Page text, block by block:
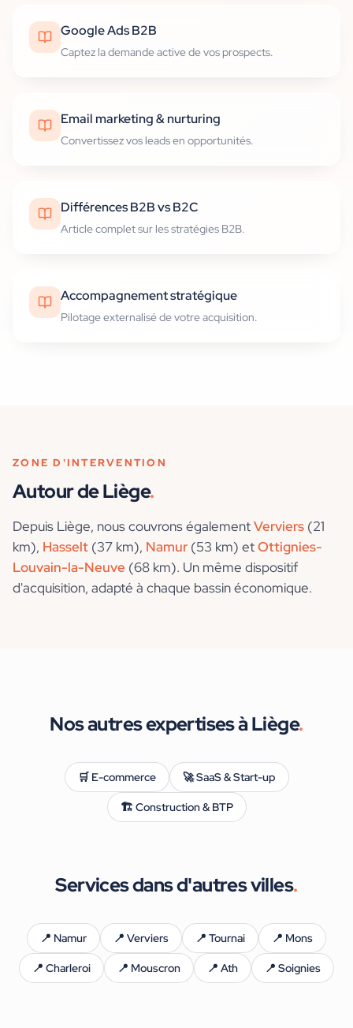
Google Ads B2B
Captez la demande active de vos prospects.
Email marketing & nurturing
Convertissez vos leads en opportunités.
Différences B2B vs B2C
Article complet sur les stratégies B2B.
Accompagnement stratégique
Pilotage externalisé de votre acquisition.
ZONE D'INTERVENTION
Autour deLiège.
Depuis Liège, nous couvrons égalementVerviers (21
km), Hasselt (37 km), Namur (53 km) etOttignies-
Louvain-la-Neuve (68 km). Un même dispositif
d'acquisition, adapté à chaque bassin économique.
Nos autres expertises àLiège.
🛒 E-commerce 🚀SaaS & Start-up
🏗️ Construction & BTP
Servicesdans d'autres villes.
📍 Namur 📍 Verviers 📍 Tournai 📍 Mons
📍 Charleroi 📍 Mouscron 📍 Ath 📍 Soignies